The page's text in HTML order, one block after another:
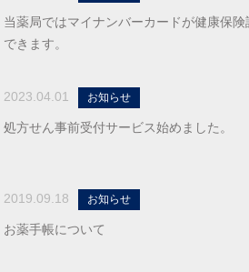
当薬局ではマイナンバーカードが健康保険
できます。
2023.04.01 お知らせ
処方せん事前受付サービス始めました。
2019.09.18 お知らせ
お薬手帳について